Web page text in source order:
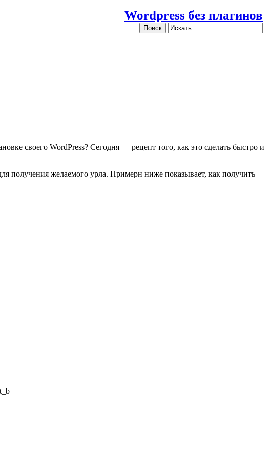
Wordpress без плагинов
своего WordPress? Сегодня — рецепт того, как это сделать быстро и
получения желаемого урла. Примерн ниже показывает, как получить